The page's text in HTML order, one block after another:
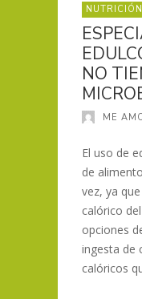
NUTRICIÓN
NO
ME
El uso de
de
vez, ya
calórico
opciones
ingesta de
calóricos